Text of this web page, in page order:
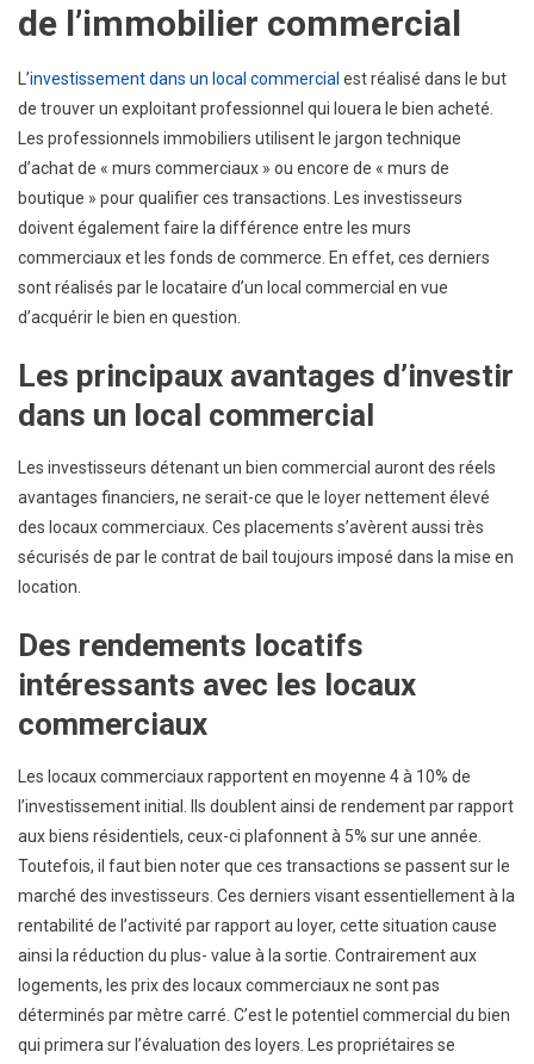
de l’immobilier commercial
L’investissement dans un local commercial est réalisé dans le but
de trouver un exploitant professionnel qui louera le bien acheté.
Les professionnels immobiliers utilisent le jargon technique
d’achat de « murs commerciaux » ou encore de « murs de
boutique » pour qualifier ces transactions. Les investisseurs
doivent également faire la différence entre les murs
commerciaux et les fonds de commerce. En effet, ces derniers
sont réalisés par le locataire d’un local commercial en vue
d’acquérir le bien en question.
Les principaux avantages d’investir
dans un local commercial
Les investisseurs détenant un bien commercial auront des réels
avantages financiers, ne serait-ce que le loyer nettement élevé
des locaux commerciaux. Ces placements s’avèrent aussi très
sécurisés de par le contrat de bail toujours imposé dans la mise en
location.
Des rendements locatifs
intéressants avec les locaux
commerciaux
Les locaux commerciaux rapportent en moyenne 4 à 10% de
l’investissement initial. Ils doublent ainsi de rendement par rapport
aux biens résidentiels, ceux-ci plafonnent à 5% sur une année.
Toutefois, il faut bien noter que ces transactions se passent sur le
marché des investisseurs. Ces derniers visant essentiellement à la
rentabilité de l’activité par rapport au loyer, cette situation cause
ainsi la réduction du plus- value à la sortie. Contrairement aux
logements, les prix des locaux commerciaux ne sont pas
déterminés par mètre carré. C’est le potentiel commercial du bien
qui primera sur l’évaluation des loyers. Les propriétaires se